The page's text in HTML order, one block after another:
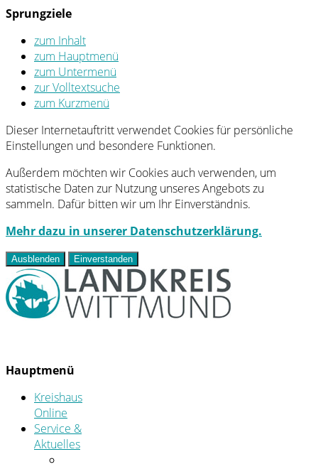
Sprungziele
zum Inhalt
zum Hauptmenü
zum Untermenü
zur Volltextsuche
zum Kurzmenü
Dieser Internetauftritt verwendet Cookies für persönliche
Einstellungen und besondere Funktionen.
Außerdem möchten wir Cookies auch verwenden, um
statistische Daten zur Nutzung unseres Angebots zu
sammeln. Dafür bitten wir um Ihr Einverständnis.
Mehr dazu in unserer Datenschutzerklärung.
Ausblenden Einverstanden
Hauptmenü
Kreishaus
Online
Service &
Aktuelles